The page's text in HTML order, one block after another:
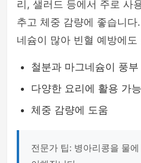
리, 샐러드 등에서 주로 사
추고 체중 감량에 좋습니
네슘이 많아 빈혈 예방에도
철분과 마그네슘이 풍부
다양한 요리에 활용 가능
체중 감량에 도움
전문가 팁: 병아리콩을 물